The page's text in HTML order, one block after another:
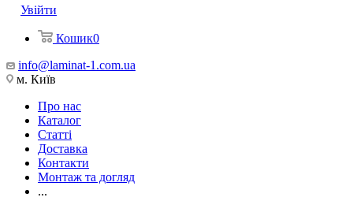
Увійти
Кошик0
info@laminat-1.com.ua
м. Київ
Про нас
Каталог
Статті
Доставка
Контакти
Монтаж та догляд
...